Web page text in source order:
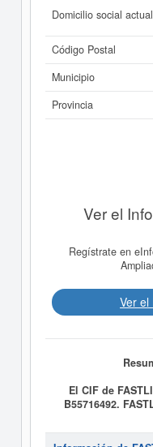
Domicilio social actual
Código Postal
Municipio
Provincia
Ver el
Regístrate en
Ver el
El CIF de
B55716492.
constituyó el día 21/
general de